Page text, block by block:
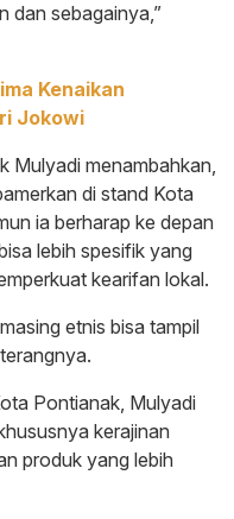
dan sebagainya,”
Kenaikan
Jokowi
Mulyadi menambahkan,
di stand Kota
ia berharap ke depan
lebih spesifik yang
kearifan lokal.
etnis bisa tampil
Pontianak, Mulyadi
kerajinan
produk yang lebih